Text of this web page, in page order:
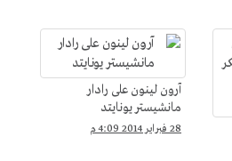
آرون لينون على رادار
مانشيستر يونايتد
28 فبراير 2014 4:09 م